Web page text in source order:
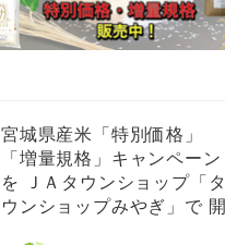
宮城県産米「特別価格」
「増量規格」キャンペーン
を ＪＡタウンショップ「タ
ウンショップみやぎ」で 開